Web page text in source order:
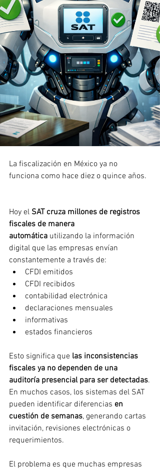
La fiscalización en México ya no
funciona como hace diez o quince años.
Hoy el SAT cruza millones de registros
fiscales de manera
automática utilizando la información
digital que las empresas envían
constantemente a través de:
CFDI emitidos
CFDI recibidos
contabilidad electrónica
declaraciones mensuales
informativas
estados financieros
Esto significa que las inconsistencias
fiscales ya no dependen de una
auditoría presencial para ser detectadas.
En muchos casos, los sistemas del SAT
pueden identificar diferencias en
cuestión de semanas, generando cartas
invitación, revisiones electrónicas o
requerimientos.
El problema es que muchas empresas